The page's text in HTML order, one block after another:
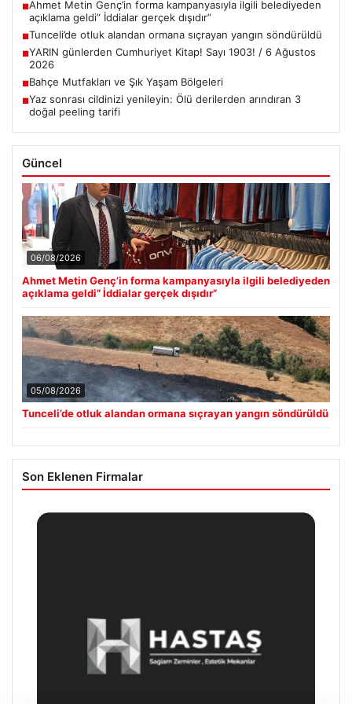
■Ahmet Metin Genç’in forma kampanyasıyla ilgili belediyeden
açıklama geldi” İddialar gerçek dışıdır”
■Tunceli’de otluk alandan ormana sıçrayan yangın söndürüldü
■YARIN günlerden Cumhuriyet Kitap! Sayı 1903! / 6 Ağustos
2026
■Bahçe Mutfakları ve Şık Yaşam Bölgeleri
■Yaz sonrası cildinizi yenileyin: Ölü derilerden arındıran 3
doğal peeling tarifi
Güncel
06/08/2026
Ahmet Metin Genç’in forma kampanyasıyla ilgili belediyeden
açıklama geldi” İddialar gerçek dışıdır”
05/08/2026
Tunceli’de otluk alandan ormana sıçrayan yangın söndürüldü
Son Eklenen Firmalar